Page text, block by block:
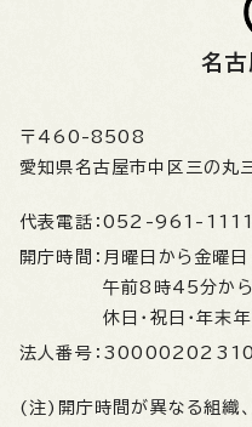
名古
〒460-8508
愛知県名古屋市中区三の丸
代表電話： 052-961-1111
開庁時間： 月曜日から金曜日
午前8時45分か
休日・祝日・年末
法人番号：
(注)開庁時間が異なる組織